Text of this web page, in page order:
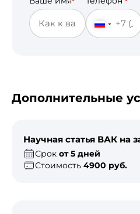
Дополнительные
Научная статья ВАК на
Срок от 5 дней
Стоимость 4900 руб.